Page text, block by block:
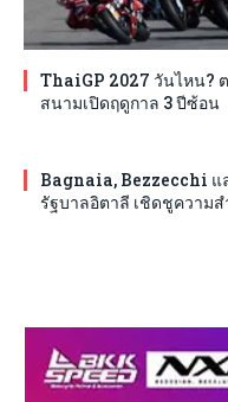
ThaiGP 2027 วันไหน?
สนามเปิดฤดูกาล 3 ปีซ้อน
Bagnaia, Bezzecchi แ
รัฐบาลอิตาลี เชิดชูความส